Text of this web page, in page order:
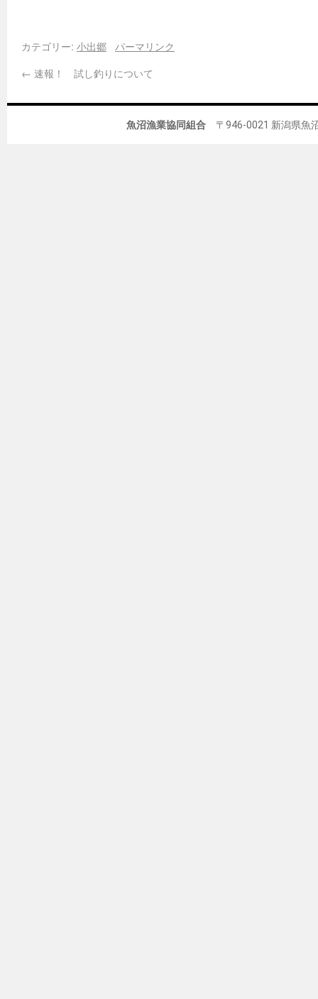
カテゴリー: 小出郷
パーマリンク
← 速報！ 試し釣りについて
魚沼漁業協同組合 〒946-0021 新潟県魚